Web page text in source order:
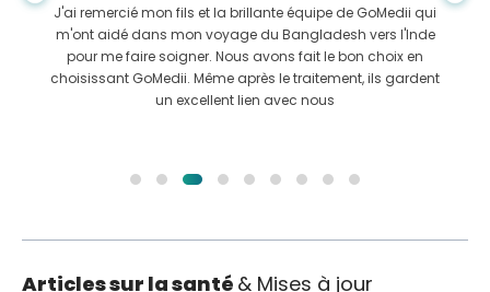
J'ai remercié mon fils et la brillante équipe de GoMedii qui
m'ont aidé dans mon voyage du Bangladesh vers l'Inde
pour me faire soigner. Nous avons fait le bon choix en
choisissant GoMedii. Même après le traitement, ils gardent
un excellent lien avec nous
Articles sur la santé & Mises à jour